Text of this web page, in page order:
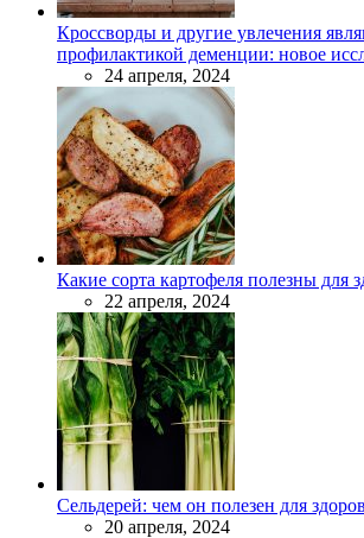
Кроссворды и другие увлечения
профилактикой деменции: новое
24 апреля, 2024
Какие сорта картофеля полезны для
22 апреля, 2024
Сельдерей: чем он полезен для
20 апреля, 2024